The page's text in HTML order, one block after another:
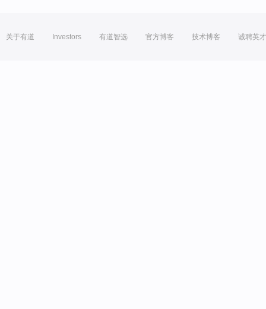
关于有道 Investors 有道智选 官方博客 技术博客 诚聘英才